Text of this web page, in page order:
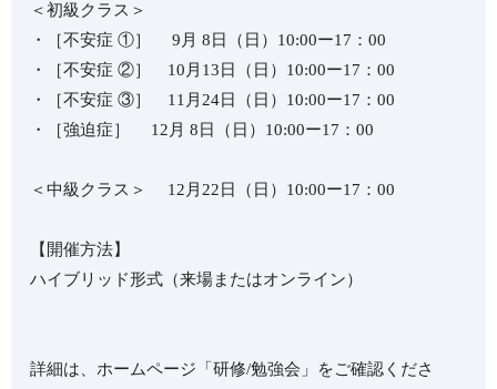
＜初級クラス＞
・［不安症 ①］ 9月 8日（日）10:00ー17：00
・［不安症 ②］ 10月13日（日）10:00ー17：00
・［不安症 ③］ 11月24日（日）10:00ー17：00
・［強迫症］ 12月 8日（日）10:00ー17：00
＜中級クラス＞ 12月22日（日）10:00ー17：00
【開催方法】
ハイブリッド形式（来場またはオンライン）
詳細は、ホームページ「研修/勉強会」をご確認くださ